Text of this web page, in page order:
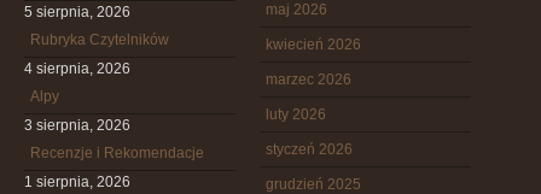
5 sierpnia, 2026
Rubryka Czytelników
4 sierpnia, 2026
Alpy
3 sierpnia, 2026
Recenzje i Rekomendacje
1 sierpnia, 2026
maj 2026
kwiecień 2026
marzec 2026
luty 2026
styczeń 2026
grudzień 2025